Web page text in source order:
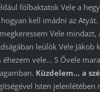
fölbaktatok Vele a
kell imádni az Atyát.
Vele mindazt,
leülök Vele Jákob
éhezem vele… S Ővele
Küzdelem… a
Isten jelenlétében